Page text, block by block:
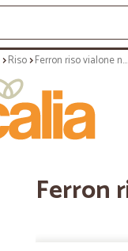
Riso Ferron riso vialone nano kg.1
Ferron